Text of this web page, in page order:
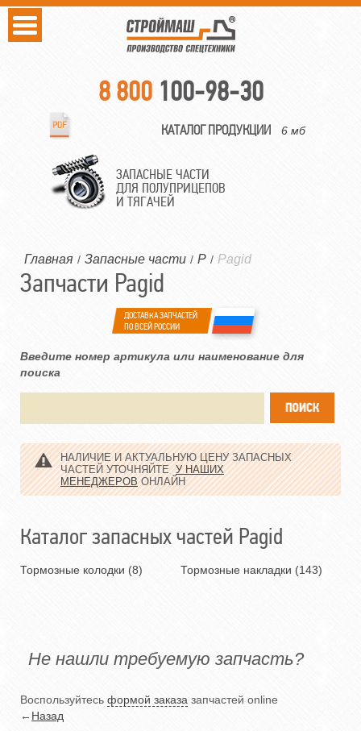
8 800 100-98-30
КАТАЛОГ ПРОДУКЦИИ 6 мб
ЗАПАСНЫЕ ЧАСТИ
ДЛЯ ПОЛУПРИЦЕПОВ
И ТЯГАЧЕЙ
Главная / Запасные части / P / Pagid
Запчасти Pagid
ДОСТАВКА ЗАПЧАСТЕЙ
ПО ВСЕЙ РОССИИ
Введите номер артикула или наименование для
поиска
НАЛИЧИЕ И АКТУАЛЬНУЮ ЦЕНУ ЗАПАСНЫХ
ЧАСТЕЙ УТОЧНЯЙТЕУ НАШИХ
МЕНЕДЖЕРОВОНЛАЙН
Каталог запасных частей Pagid
Тормозные колодки (8) Тормозные накладки (143)
Не нашли требуемую запчасть?
Воспользуйтесь формой заказа запчастей online
←Назад